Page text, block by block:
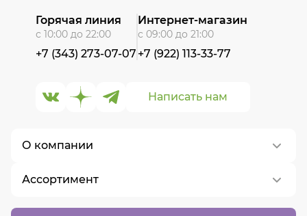
О компании
О нас
Контакты
Ассортимент
Написать нам
Горячая линия
с 10:00 до 22:00
+7 (343) 273-07-07
Интернет-магазин
с 09:00 до 21:00
+7 (922) 113-33-77